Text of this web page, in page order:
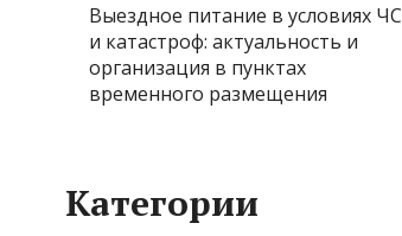
Выездное питание в условиях ЧС
и катастроф: актуальность и
организация в пунктах
временного размещения
Категории